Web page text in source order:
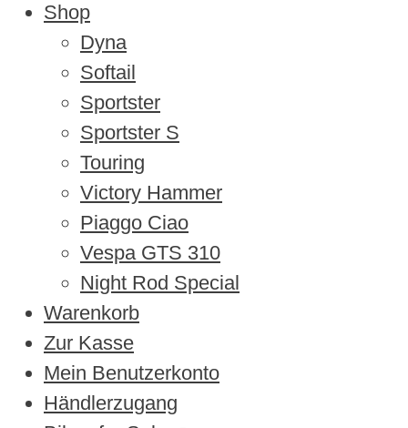
Shop
Dyna
Softail
Sportster
Sportster S
Touring
Victory Hammer
Piaggo Ciao
Vespa GTS 310
Night Rod Special
Warenkorb
Zur Kasse
Mein Benutzerkonto
Händlerzugang